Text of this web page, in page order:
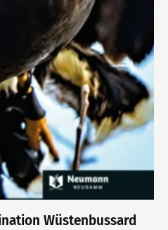
Wüstenbussard